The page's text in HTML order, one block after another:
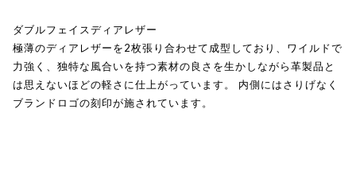
ダブルフェイスディアレザー
極薄のディアレザーを2枚張り合わせて成型しており、ワイルドで
力強く、独特な風合いを持つ素材の良さを生かしながら革製品と
は思えないほどの軽さに仕上がっています。 内側にはさりげなく
ブランドロゴの刻印が施されています。